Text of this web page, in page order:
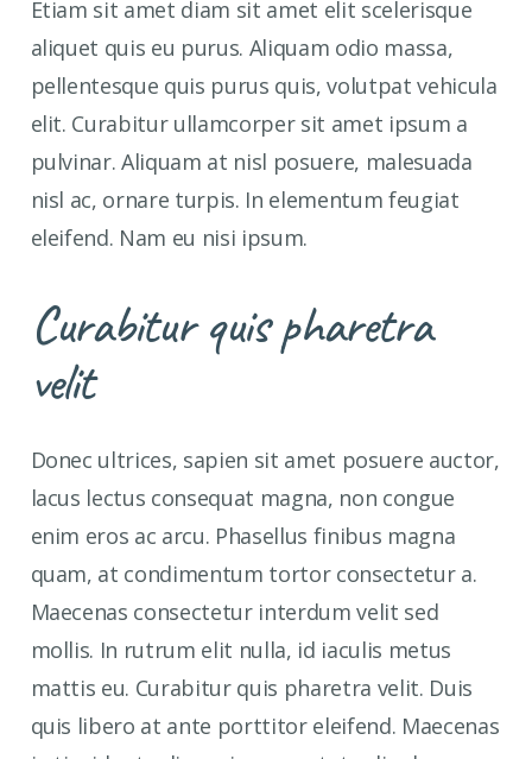
Etiam sit amet diam sit amet elit scelerisque
aliquet quis eu purus. Aliquam odio massa,
pellentesque quis purus quis, volutpat vehicula
elit. Curabitur ullamcorper sit amet ipsum a
pulvinar. Aliquam at nisl posuere, malesuada
nisl ac, ornare turpis. In elementum feugiat
eleifend. Nam eu nisi ipsum.
Curabitur quis pharetra
velit
Donec ultrices, sapien sit amet posuere auctor,
lacus lectus consequat magna, non congue
enim eros ac arcu. Phasellus finibus magna
quam, at condimentum tortor consectetur a.
Maecenas consectetur interdum velit sed
mollis. In rutrum elit nulla, id iaculis metus
mattis eu. Curabitur quis pharetra velit. Duis
quis libero at ante porttitor eleifend. Maecenas